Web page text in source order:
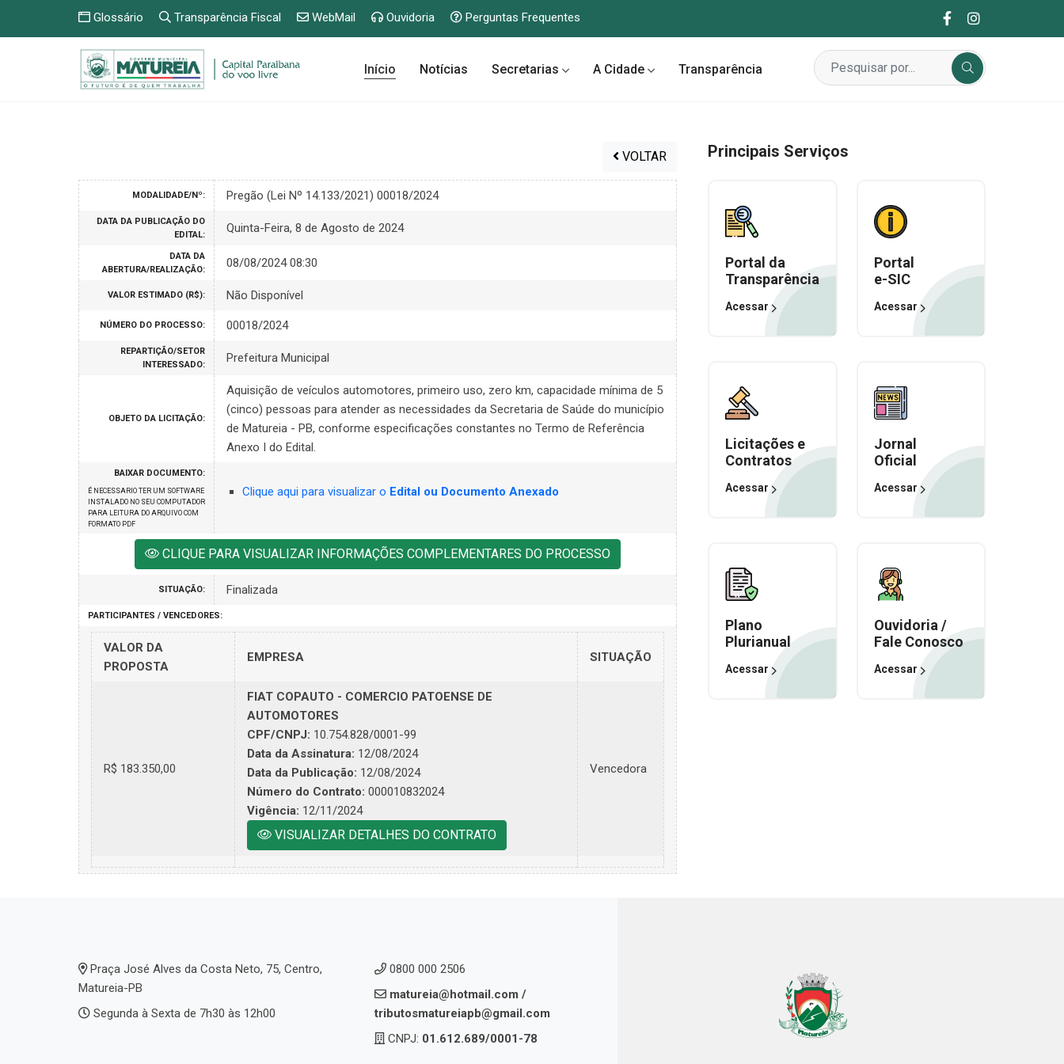
Glossário Transparência Fiscal WebMail Ouvidoria Perguntas Frequentes
Início Notícias Secretarias A Cidade Transparência
VOLTAR
MODALIDADE/Nº: Pregão (Lei Nº 14.133/2021) 00018/2024
DATA DA PUBLICAÇÃO DO
EDITAL:
Quinta-Feira, 8 de Agosto de 2024
DATA DA
ABERTURA/REALIZAÇÃO:
08/08/2024 08:30
VALOR ESTIMADO (R$): Não Disponível
NÚMERO DO PROCESSO: 00018/2024
REPARTIÇÃO/SETOR
INTERESSADO:
Prefeitura Municipal
OBJETO DA LICITAÇÃO:
Aquisição de veículos automotores, primeiro uso, zero km, capacidade mínima de 5
(cinco) pessoas para atender as necessidades da Secretaria de Saúde do município
de Matureia - PB, conforme especificações constantes no Termo de Referência
Anexo I do Edital.
BAIXAR DOCUMENTO:
É NECESSARIO TER UM SOFTWARE
INSTALADO NO SEU COMPUTADOR
PARA LEITURA DO ARQUIVO COM
FORMATO PDF
Clique aqui para visualizar o Edital ou Documento Anexado
CLIQUE PARA VISUALIZAR INFORMAÇÕES COMPLEMENTARES DO PROCESSO
SITUAÇÃO: Finalizada
PARTICIPANTES / VENCEDORES:
VALOR DA
PROPOSTA
EMPRESA SITUAÇÃO
R$ 183.350,00
FIAT COPAUTO - COMERCIO PATOENSE DE
AUTOMOTORES
CPF/CNPJ: 10.754.828/0001-99
Data da Assinatura: 12/08/2024
Data da Publicação: 12/08/2024
Número do Contrato: 000010832024
Vigência: 12/11/2024
VISUALIZAR DETALHES DO CONTRATO
Vencedora
Principais Serviços
Portal da
Transparência
Acessar
Portal
e-SIC
Acessar
Licitações e
Contratos
Acessar
Jornal
Oficial
Acessar
Plano
Plurianual
Acessar
Ouvidoria /
Fale Conosco
Acessar
Praça José Alves da Costa Neto, 75, Centro,
Matureia-PB
Segunda à Sexta de 7h30 às 12h00
0800 000 2506
matureia@hotmail.com /
tributosmatureiapb@gmail.com
CNPJ: 01.612.689/0001-78